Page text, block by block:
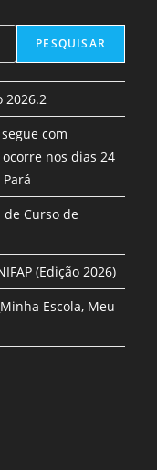
PESQUISAR
2026.2
com
nos dias 24
Curso de
(Edição 2026)
Escola, Meu